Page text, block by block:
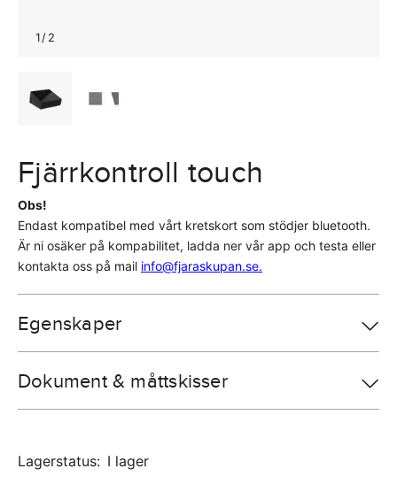
1/ 2
Fjärrkontroll touch
Obs!
Endast kompatibel med vårt kretskort som stödjer bluetooth.
Är ni osäker på kompabilitet, ladda ner vår app och testa eller
kontakta oss på mail info@fjaraskupan.se.
Egenskaper
Dokument & måttskisser
Lagerstatus: I lager